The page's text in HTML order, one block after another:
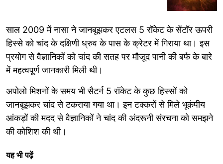
साल 2009 में नासा ने जानबूझकर एटलस 5 रॉकेट के सेंटॉर ऊपरी
हिस्से को चांद के दक्षिणी ध्रुव के पास के क्रेटर में गिराया था। इस
प्रयोग से वैज्ञानिकों को चांद की सतह पर मौजूद पानी की बर्फ के बारे
में महत्वपूर्ण जानकारी मिली थी।
अपोलो मिशनों के समय भी सैटर्न 5 रॉकेट के कुछ हिस्सों को
जानबूझकर चांद से टकराया गया था। इन टक्करों से मिले भूकंपीय
आंकड़ों की मदद से वैज्ञानिकों ने चांद की अंदरूनी संरचना को समझने
की कोशिश की थी।
यह भी पढ़ें